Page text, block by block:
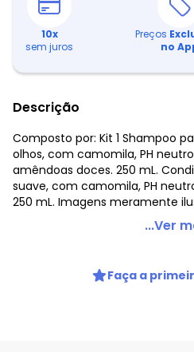
10x
sem juros
Preços
no
Descrição
Composto por: Kit 1 Shampoo
olhos, com camomila, PH
amêndoas doces. 250 mL.
suave, com camomila, PH
250 mL. Imagens meramente
Lar e Lazer - Kit Shampoo e
Composto por:
Kit 1 Shampoo para bebês, não
...Ver
Faça a